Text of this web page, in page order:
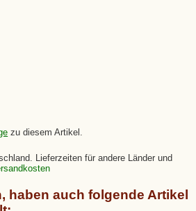
zu diesem Artikel.
Lieferzeiten für andere Länder und
haben auch folgende Artikel